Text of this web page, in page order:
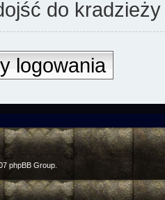
do
logowania
phpBB Group.